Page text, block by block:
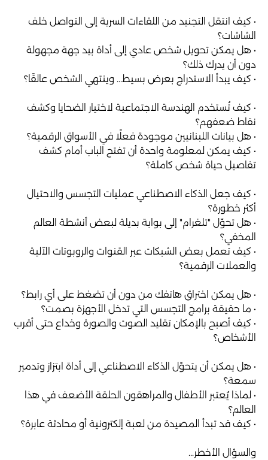
• كيف انتقل التجنيد من اللقاءات السرية إلى التواصل خلف
الشاشات؟
• هل يمكن تحويل شخص عادي إلى أداة بيد جهة مجهولة
دون أن يدرك ذلك؟
• كيف يبدأ الاستدراج بعرض بسيط... وينتهي الشخص عالقًا؟
• كيف تُستخدم الهندسة الاجتماعية لاختيار الضحايا وكشف
نقاط ضعفهم؟
• هل بيانات اللبنانيين موجودة فعلًا في الأسواق الرقمية؟
• كيف يمكن لمعلومة واحدة أن تفتح الباب أمام كشف
تفاصيل حياة شخص كاملة؟
• كيف جعل الذكاء الاصطناعي عمليات التجسس والاحتيال
أكثر خطورة؟
• هل تحوّل "تلغرام" إلى بوابة بديلة لبعض أنشطة العالم
المخفي؟
• كيف تعمل بعض الشبكات عبر القنوات والروبوتات الآلية
والعملات الرقمية؟
• هل يمكن اختراق هاتفك من دون أن تضغط على أي رابط؟
• ما حقيقة برامج التجسس التي تدخل الأجهزة بصمت؟
• كيف أصبح بالإمكان تقليد الصوت والصورة وخداع حتى أقرب
الأشخاص؟
• هل يمكن أن يتحوّل الذكاء الاصطناعي إلى أداة ابتزاز وتدمير
سمعة؟
• لماذا يُعتبر الأطفال والمراهقون الحلقة الأضعف في هذا
العالم؟
• كيف قد تبدأ المصيدة من لعبة إلكترونية أو محادثة عابرة؟
والسؤال الأخطر...